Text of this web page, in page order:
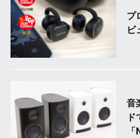
プ
ビ
音